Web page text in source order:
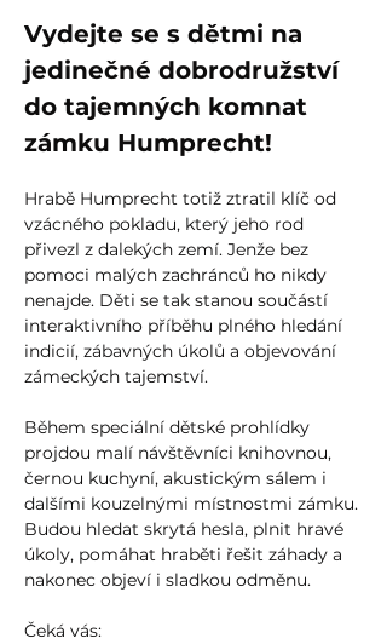
Vydejte se s dětmi na
jedinečné dobrodružství
do tajemných komnat
zámku Humprecht!
Hrabě Humprecht totiž ztratil klíč od
vzácného pokladu, který jeho rod
přivezl z dalekých zemí. Jenže bez
pomoci malých zachránců ho nikdy
nenajde. Děti se tak stanou součástí
interaktivního příběhu plného hledání
indicií, zábavných úkolů a objevování
zámeckých tajemství.
Během speciální dětské prohlídky
projdou malí návštěvníci knihovnou,
černou kuchyní, akustickým sálem i
dalšími kouzelnými místnostmi zámku.
Budou hledat skrytá hesla, plnit hravé
úkoly, pomáhat hraběti řešit záhady a
nakonec objeví i sladkou odměnu.
Čeká vás: